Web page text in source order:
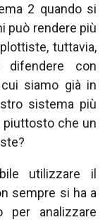
2 quando si
può rendere più
tuttavia,
con
siamo già in
sistema più
che un
utilizzare il
sempre si ha a
per analizzare